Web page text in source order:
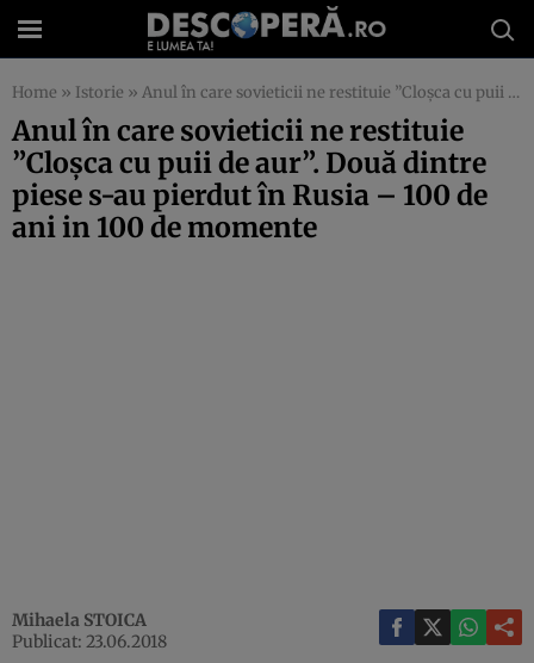
Home » Istorie » Anul în care sovieticii ne restituie ”Cloşca cu puii de aur”. Două dintre piese s-au pierdut în Rusia – 100 de ani in 100 de momente
Anul în care sovieticii ne restituie
”Cloşca cu puii de aur”. Două dintre
piese s-au pierdut în Rusia – 100 de
ani in 100 de momente
Mihaela STOICA
Publicat: 23.06.2018